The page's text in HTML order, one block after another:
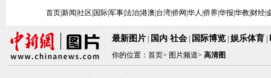
首页|新闻 社区 国际|军事|法治|港澳 台湾|侨网 华人 侨界|华报 华教| 财经|
最新图片|国内·社会|国际博览|娱乐体育|
你的位置：首页>图片频道> 高清图